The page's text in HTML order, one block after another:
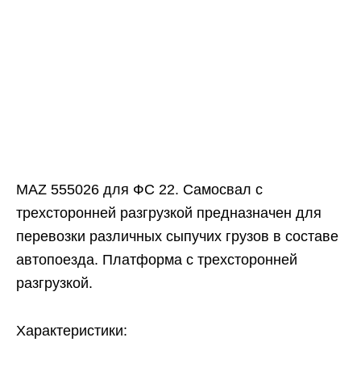
MAZ 555026 для ФС 22. Самосвал с
трехсторонней разгрузкой предназначен для
перевозки различных сыпучих грузов в составе
автопоезда. Платформа с трехсторонней
разгрузкой.
Характеристики: